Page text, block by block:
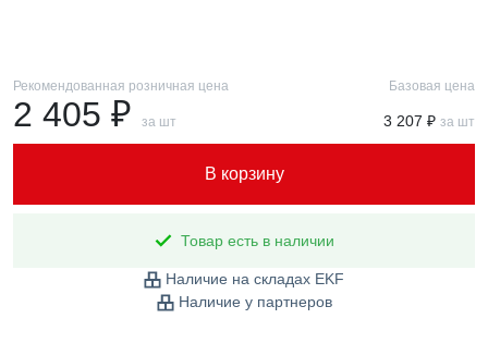
Рекомендованная розничная цена
2 405 ₽ за шт
Базовая цена
3 207 ₽ за шт
В корзину
Товар есть в наличии
Наличие на складах EKF
Наличие у партнеров